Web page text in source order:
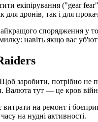
екіпірування ("gear
для дронів, так і для
спорядження у
навіть якщо вас
заробити, потрібно
Валюта тут — це кров
на ремонт і
на нудні активності.